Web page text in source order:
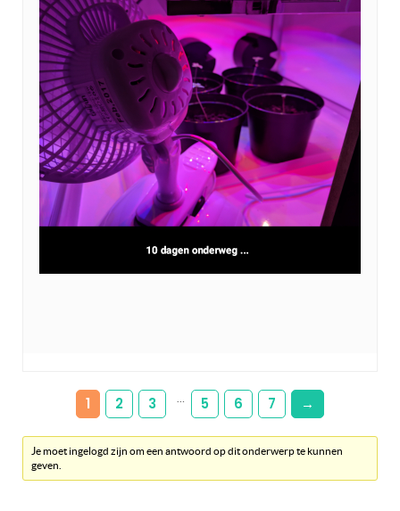
1 2 3 5 6 7 →
Je moet ingelogd zijn om een antwoord op dit onderwerp te kunnen
geven.